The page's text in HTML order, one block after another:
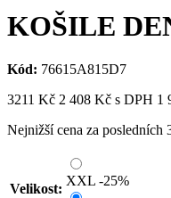
KOŠILE
Kód: 76615A815D7
3211 Kč 2 408 Kč s DPH 1
Nejnižší cena za posledních
Velikost:
XXL -25%